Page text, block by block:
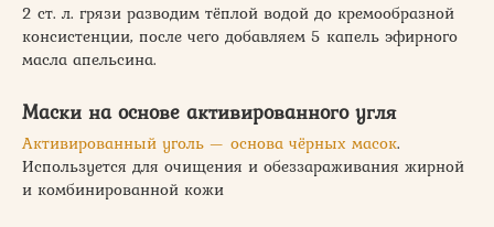
2 ст. л. грязи разводим тёплой водой до кремообразной
консистенции, после чего добавляем 5 капель эфирного
масла апельсина.
Маски на основе активированного угля
Активированный уголь — основа чёрных масок.
Используется для очищения и обеззараживания жирной
и комбинированной кожи